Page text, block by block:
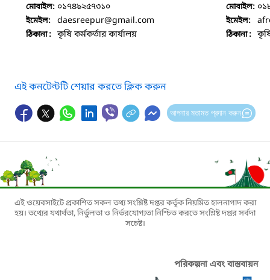
মোবাইল: ০১৭৪৯২৫৭৩১০
ইমেইল: daesreepur@gmail.com
ঠিকানা : কৃষি কর্মকর্তার কার্যালয়
মোবাইল:
ইমেইল:
ঠিকানা :
এই কনটেন্টটি শেয়ার করতে ক্লিক করুন
আপনার মতামত প্রদান করুন
এই ওয়েবসাইটে প্রকাশিত সকল তথ্য সংশ্লিষ্ট দপ্তর কর্তৃক নিয়মিত হালনাগাদ করা
হয়। তথ্যের যথার্থতা, নির্ভুলতা ও নির্ভরযোগ্যতা নিশ্চিত করতে সংশ্লিষ্ট দপ্তর সর্বদা
সচেষ্ট।
পরিকল্পনা এবং বাস্তবায়ন